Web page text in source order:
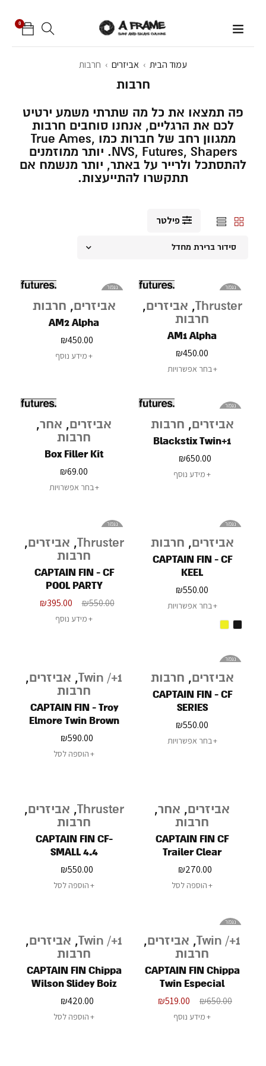
0
עמוד הבית › אביזרים › חרבות
חרבות
פה תמצאו את כל מה שתרתי משמע ירטיט
לכם את הרגליים, אנחנו סוחבים חרבות
ממגוון רחב של חברות כמו True Ames,
NVS, Futures, Shapers. יותר ממוזמנים
להתסתכל ולרייר על באתר, יותר מנשמח אם
תתקשרו להתייעצות.
פילטר
סידור ברירת מחדל
נגמר
Thruster
, אביזרים,
חרבות
AM1 Alpha
₪450.00
בחר אפשרויות
נגמר
אביזרים, חרבות
AM2 Alpha
₪450.00
מידע נוסף
נגמר
אביזרים, חרבות
Blackstix Twin+1
₪650.00
מידע נוסף
אביזרים, אחר,
חרבות
Box Filler Kit
₪69.00
בחר אפשרויות
נגמר
אביזרים, חרבות
CAPTAIN FIN - CF
KEEL
₪550.00
בחר אפשרויות
נגמר
Thruster
, אביזרים,
חרבות
CAPTAIN FIN - CF
POOL PARTY
₪550.00
₪395.00
מידע נוסף
נגמר
אביזרים, חרבות
CAPTAIN FIN - CF
SERIES
₪550.00
בחר אפשרויות
Twin /+1
, אביזרים,
חרבות
CAPTAIN FIN - Troy
Elmore Twin Brown
₪590.00
הוספה לסל
אביזרים, אחר,
חרבות
CAPTAIN FIN CF
Trailer Clear
₪270.00
הוספה לסל
Thruster
, אביזרים,
חרבות
CAPTAIN FIN CF-
SMALL 4.4
₪550.00
הוספה לסל
נגמר
Twin /+1
, אביזרים,
חרבות
CAPTAIN FIN Chippa
Twin Especial
₪650.00
₪519.00
מידע נוסף
Twin /+1
, אביזרים,
חרבות
CAPTAIN FIN Chippa
Wilson Slidey Boiz
₪420.00
הוספה לסל